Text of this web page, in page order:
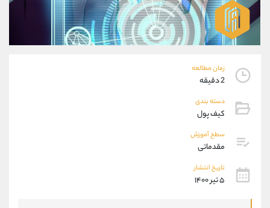
زمان مطالعه
2 دقیقه
دسته بندی
کیف پول
سطح آموزش
مقدماتی
تاریخ انتشار
۵ تیر ۱۴۰۰
09927779040
واتساپ شروع گفتگو
تلگرام @Armteam_admin_por
داخلی 107
پشتیبان فروش
موبایل
واتساپ
داخلی
اطلاعات تماس (دفتر فروش)